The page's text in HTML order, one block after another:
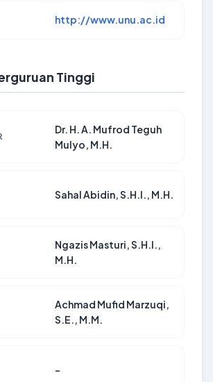
http://www.unu.ac.id
Tinggi
Dr. H. A. Mufrod Teguh
Mulyo, M.H.
Sahal Abidin, S.H.I., M.H.
Ngazis Masturi, S.H.I.,
M.H.
Achmad Mufid Marzuqi,
S.E., M.M.
-